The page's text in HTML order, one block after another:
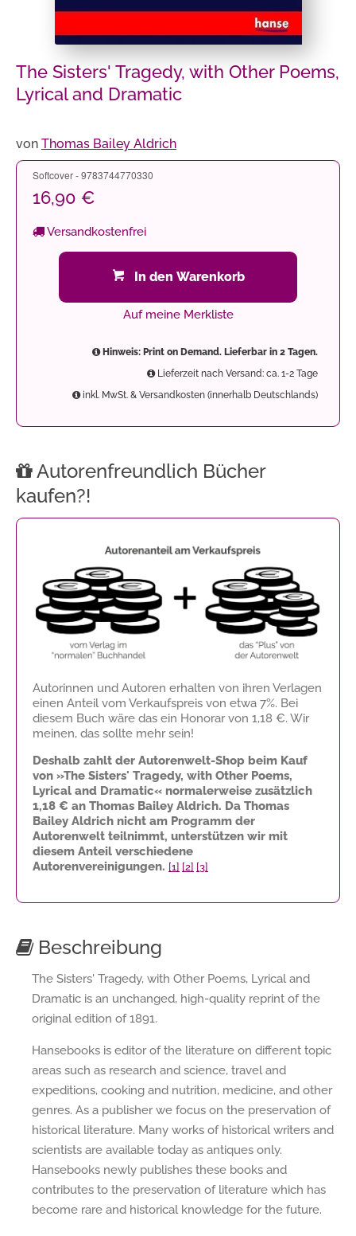
The Sisters' Tragedy, with Other Poems,
Lyrical and Dramatic
von Thomas Bailey Aldrich
Softcover - 9783744770330
16,90 €
Versandkostenfrei
In den Warenkorb
Auf meine Merkliste
Hinweis: Print on Demand. Lieferbar in 2 Tagen.
Lieferzeit nach Versand: ca. 1-2 Tage
inkl. MwSt. & Versandkosten (innerhalb Deutschlands)
Autorenfreundlich Bücher
kaufen?!
Autorinnen und Autoren erhalten von ihren Verlagen
einen Anteil vom Verkaufspreis von etwa 7%. Bei
diesem Buch wäre das ein Honorar von 1,18 €. Wir
meinen, das sollte mehr sein!
Deshalb zahlt der Autorenwelt-Shop beim Kauf
von »The Sisters' Tragedy, with Other Poems,
Lyrical and Dramatic« normalerweise zusätzlich
1,18 € an Thomas Bailey Aldrich. Da Thomas
Bailey Aldrich nicht am Programm der
Autorenwelt teilnimmt, unterstützen wir mit
diesem Anteil verschiedene
Autorenvereinigungen. [1] [2] [3]
Beschreibung
The Sisters' Tragedy, with Other Poems, Lyrical and
Dramatic is an unchanged, high-quality reprint of the
original edition of 1891.
Hansebooks is editor of the literature on different topic
areas such as research and science, travel and
expeditions, cooking and nutrition, medicine, and other
genres. As a publisher we focus on the preservation of
historical literature. Many works of historical writers and
scientists are available today as antiques only.
Hansebooks newly publishes these books and
contributes to the preservation of literature which has
become rare and historical knowledge for the future.